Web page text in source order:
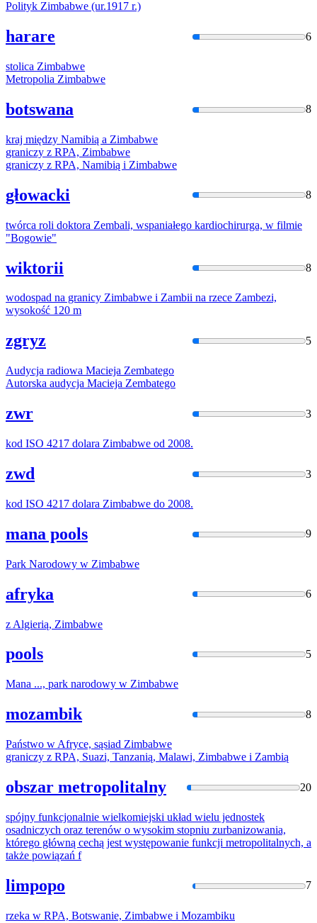
Polityk Zimbabwe (ur.1917 r.)
harare 6
stolica Zimbabwe
Metropolia Zimbabwe
botswana 8
kraj między Namibią a Zimbabwe
graniczy z RPA, Zimbabwe
graniczy z RPA, Namibią i Zimbabwe
głowacki 8
twórca roli doktora Zembali, wspaniałego kardiochirurga, w filmie
"Bogowie"
wiktorii 8
wodospad na granicy Zimbabwe i Zambii na rzece Zambezi,
wysokość 120 m
zgryz 5
Audycja radiowa Macieja Zembatego
Autorska audycja Macieja Zembatego
zwr 3
kod ISO 4217 dolara Zimbabwe od 2008.
zwd 3
kod ISO 4217 dolara Zimbabwe do 2008.
mana pools 9
Park Narodowy w Zimbabwe
afryka 6
z Algierią, Zimbabwe
pools 5
Mana ..., park narodowy w Zimbabwe
mozambik 8
Państwo w Afryce, sąsiad Zimbabwe
graniczy z RPA, Suazi, Tanzanią, Malawi, Zimbabwe i Zambią
obszar metropolitalny 20
spójny funkcjonalnie wielkomiejski układ wielu jednostek
osadniczych oraz terenów o wysokim stopniu zurbanizowania,
którego główną cechą jest występowanie funkcji metropolitalnych, a
także powiązań f
limpopo 7
rzeka w RPA, Botswanie, Zimbabwe i Mozambiku